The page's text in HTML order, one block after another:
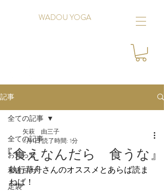
WADOU YOGA
記事
全ての記事
お知らせ
和道ヨガ
足袋
全ての記事
『食えなんだら 食うな』
矢萩 由三子
3月1日読了時間: 1分
執行草舟さんのオススメとあらば読ま
ねば！